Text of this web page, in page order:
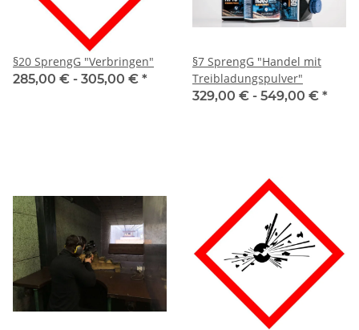
§20 SprengG "Verbringen"
285,00 € - 305,00 € *
§7 SprengG "Handel mit
Treibladungspulver"
329,00 € - 549,00 € *